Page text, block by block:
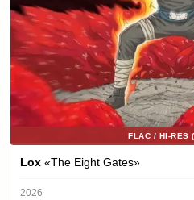
FLAC / HI-RES
Lox «The Eight Gates»
2026